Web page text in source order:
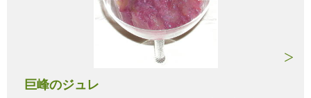
巨峰のジュレ